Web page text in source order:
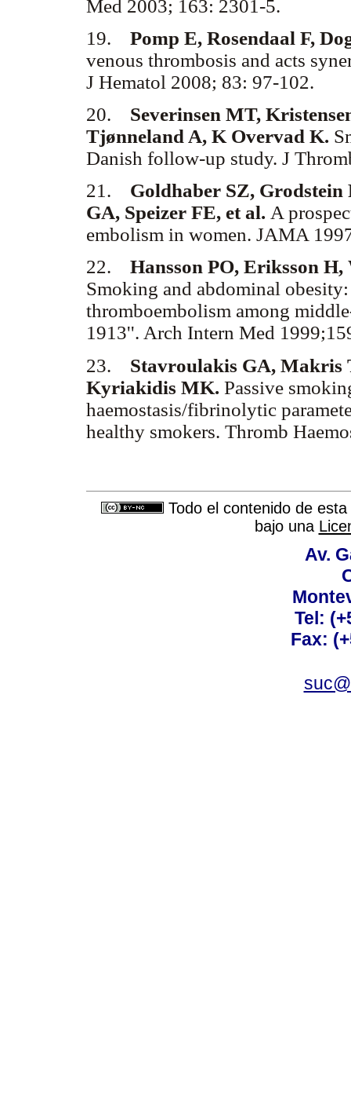
Med 2003; 163: 2301-5.
19. Pomp E, Rosendaal F,
venous thrombosis and acts
J Hematol 2008; 83: 97-102.
20. Severinsen MT,
Tjønneland A, K Overvad K.
Danish follow-up study. J
21. Goldhaber SZ,
GA, Speizer FE, et al. A
embolism in women. JAMA
22. Hansson PO, Eriksson
Smoking and abdominal
thromboembolism among
1913''. Arch Intern Med
23. Stavroulakis GA, Makris
Kyriakidis MK. Passive
haemostasis/fibrinolytic
healthy smokers. Thromb
Todo el contenido de
bajo una
Av.
Tel:
Fax: